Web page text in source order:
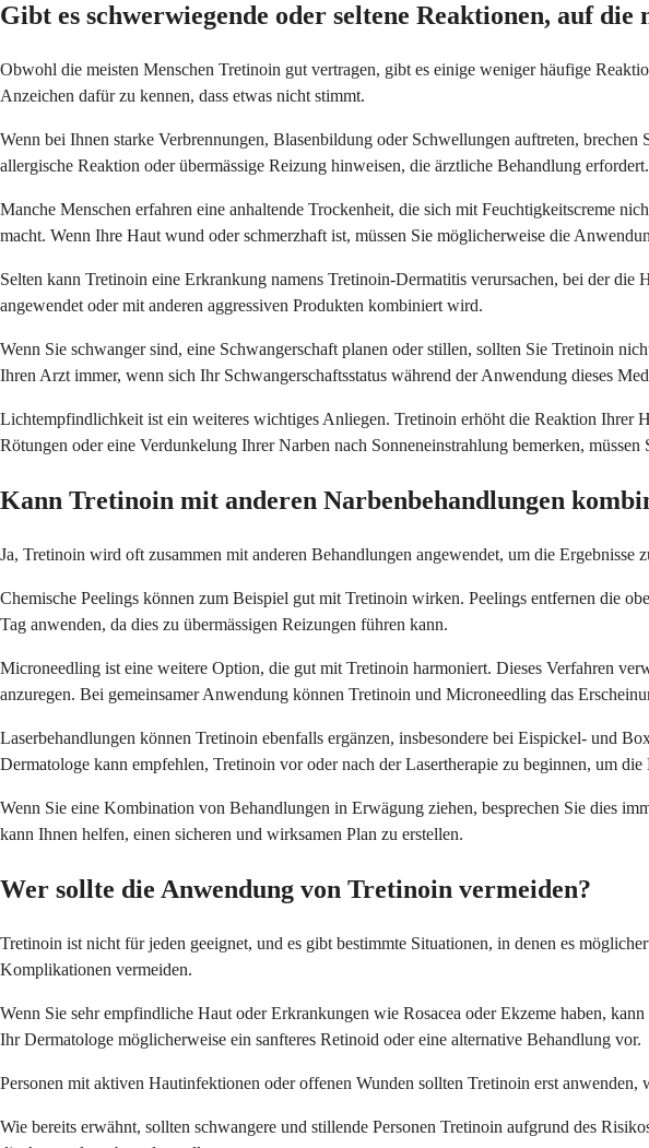
Gibt es schwerwiegende oder seltene Reaktionen, auf die
Obwohl die meisten Menschen Tretinoin gut vertragen, gibt es einige weniger häufige
Anzeichen dafür zu kennen, dass etwas nicht stimmt.
Wenn bei Ihnen starke Verbrennungen, Blasenbildung oder Schwellungen auftreten,
allergische Reaktion oder übermässige Reizung hinweisen, die ärztliche Behandlung erfordert.
Manche Menschen erfahren eine anhaltende Trockenheit, die sich mit Feuchtigkeitscreme
macht. Wenn Ihre Haut wund oder schmerzhaft ist, müssen Sie möglicherweise die
Selten kann Tretinoin eine Erkrankung namens Tretinoin-Dermatitis verursachen, bei der
angewendet oder mit anderen aggressiven Produkten kombiniert wird.
Wenn Sie schwanger sind, eine Schwangerschaft planen oder stillen, sollten Sie Tretinoin
Ihren Arzt immer, wenn sich Ihr Schwangerschaftsstatus während der Anwendung dieses
Lichtempfindlichkeit ist ein weiteres wichtiges Anliegen. Tretinoin erhöht die Reaktion Ihrer
Rötungen oder eine Verdunkelung Ihrer Narben nach Sonneneinstrahlung bemerken,
Kann Tretinoin mit anderen Narbenbehandlungen
Ja, Tretinoin wird oft zusammen mit anderen Behandlungen angewendet, um die
Chemische Peelings können zum Beispiel gut mit Tretinoin wirken. Peelings entfernen die
Tag anwenden, da dies zu übermässigen Reizungen führen kann.
Microneedling ist eine weitere Option, die gut mit Tretinoin harmoniert. Dieses Verfahren
anzuregen. Bei gemeinsamer Anwendung können Tretinoin und Microneedling das
Laserbehandlungen können Tretinoin ebenfalls ergänzen, insbesondere bei Eispickel- und
Dermatologe kann empfehlen, Tretinoin vor oder nach der Lasertherapie zu beginnen, um
Wenn Sie eine Kombination von Behandlungen in Erwägung ziehen, besprechen Sie dies
kann Ihnen helfen, einen sicheren und wirksamen Plan zu erstellen.
Wer sollte die Anwendung von Tretinoin vermeiden?
Tretinoin ist nicht für jeden geeignet, und es gibt bestimmte Situationen, in denen es
Komplikationen vermeiden.
Wenn Sie sehr empfindliche Haut oder Erkrankungen wie Rosacea oder Ekzeme haben,
Ihr Dermatologe möglicherweise ein sanfteres Retinoid oder eine alternative Behandlung vor.
Personen mit aktiven Hautinfektionen oder offenen Wunden sollten Tretinoin erst
Wie bereits erwähnt, sollten schwangere und stillende Personen Tretinoin aufgrund des